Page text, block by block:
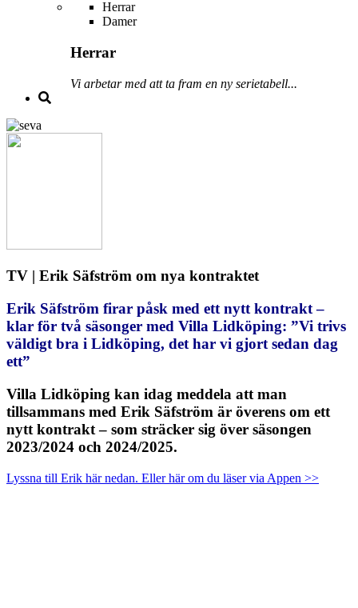
Herrar
Damer
Herrar
Vi arbetar med att ta fram en ny serietabell...
TV | Erik Säfström om nya kontraktet
Erik Säfström firar påsk med ett nytt kontrakt –
klar för två säsonger med Villa Lidköping: ”Vi trivs
väldigt bra i Lidköping, det har vi gjort sedan dag
ett”
Villa Lidköping kan idag meddela att man
tillsammans med Erik Säfström är överens om ett
nytt kontrakt – som sträcker sig över säsongen
2023/2024 och 2024/2025.
Lyssna till Erik här nedan. Eller här om du läser via Appen >>